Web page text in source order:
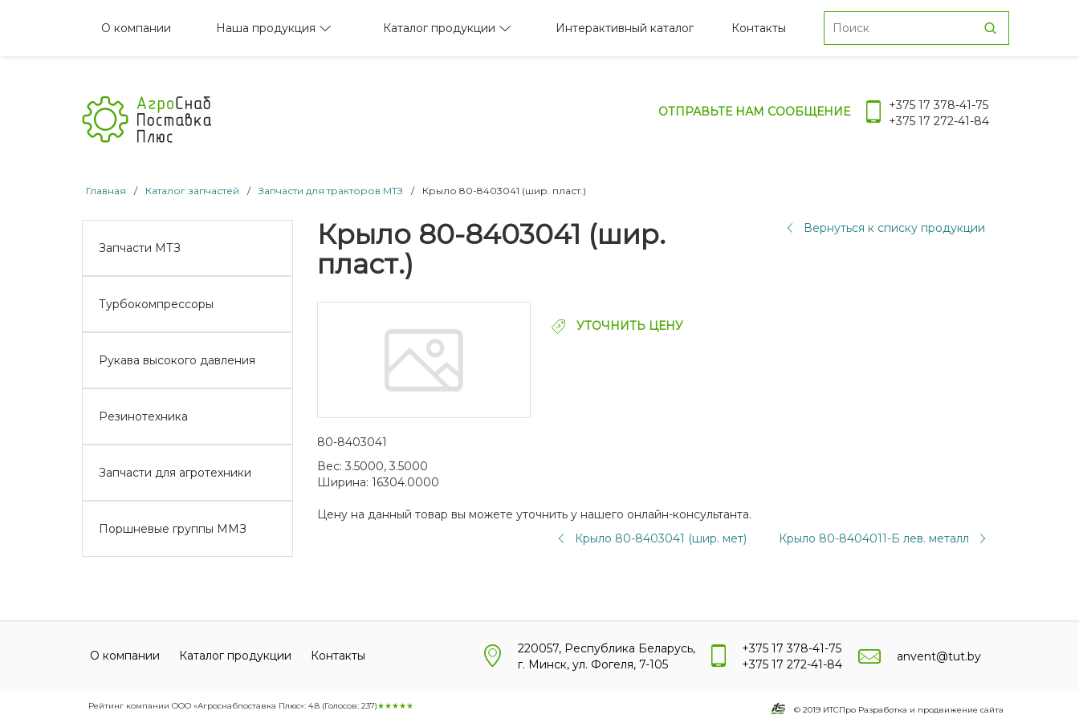
О компании Наша продукция Каталог продукции Интерактивный каталог Контакты
ОТПРАВЬТЕ НАМ СООБЩЕНИЕ
+375 17 378-41-75
+375 17 272-41-84
Главная / Каталог запчастей / Запчасти для тракторов МТЗ / Крыло 80-8403041 (шир. пласт.)
Запчасти МТЗ
Турбокомпрессоры
Рукава высокого давления
Резинотехника
Запчасти для агротехники
Поршневые группы ММЗ
Крыло 80-8403041 (шир.
пласт.)
Вернуться к списку продукции
УТОЧНИТЬ ЦЕНУ
80-8403041
Вес: 3.5000, 3.5000
Ширина: 16304.0000
Цену на данный товар вы можете уточнить у нашего онлайн-консультанта.
Крыло 80-8403041 (шир. мет)
Крыло 80-8404011-Б лев. металл
О компании Каталог продукции Контакты
220057, Республика Беларусь,
г. Минск, ул. Фогеля, 7-105
+375 17 378-41-75
+375 17 272-41-84
anvent@tut.by
Рейтинг компании ООО «Агроснабпоставка Плюс»: 4.8 (Голосов: 237)★★★★★ © 2019 ИТСПро Разработка и продвижение сайта